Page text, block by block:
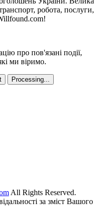
робота, послуги,
про пов'язані події,
ми віримо.
All Rights Reserved.
за зміст Вашого